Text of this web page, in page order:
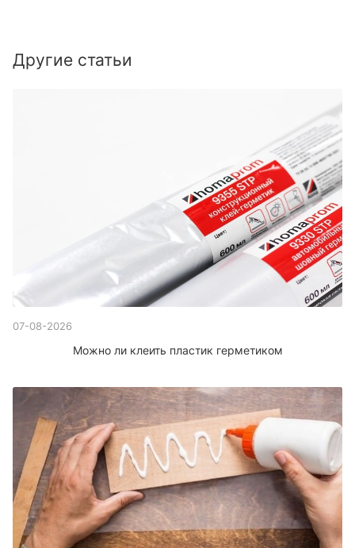
Другие статьи
07-08-2026
Можно ли клеить пластик герметиком